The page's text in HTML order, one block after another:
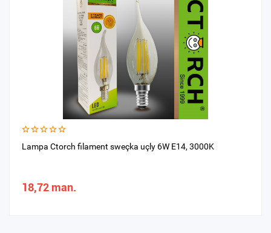
Lampa Ctorch filament sweçka uçly 6W E14, 3000K
18,72 man.